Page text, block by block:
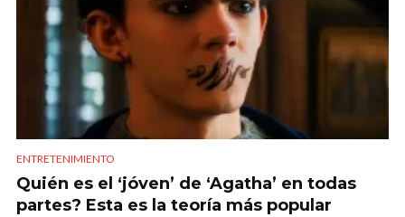
ENTRETENIMIENTO
Quién es el ‘jóven’ de ‘Agatha’ en todas
partes? Esta es la teoría más popular